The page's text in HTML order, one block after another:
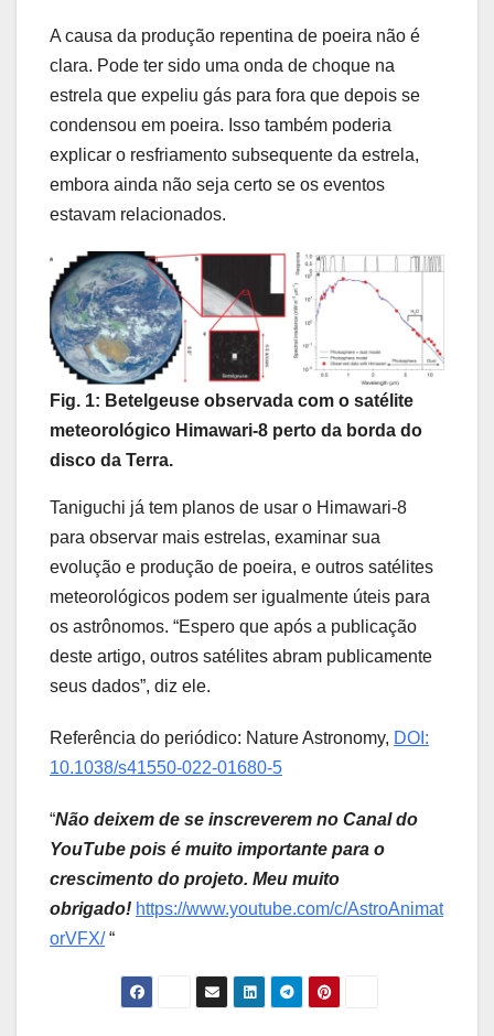
A causa da produção repentina de poeira não é
clara. Pode ter sido uma onda de choque na
estrela que expeliu gás para fora que depois se
condensou em poeira. Isso também poderia
explicar o resfriamento subsequente da estrela,
embora ainda não seja certo se os eventos
estavam relacionados.
Fig. 1: Betelgeuse observada com o satélite
meteorológico Himawari-8 perto da borda do
disco da Terra.
Taniguchi já tem planos de usar o Himawari-8
para observar mais estrelas, examinar sua
evolução e produção de poeira, e outros satélites
meteorológicos podem ser igualmente úteis para
os astrônomos. “Espero que após a publicação
deste artigo, outros satélites abram publicamente
seus dados”, diz ele.
Referência do periódico: Nature Astronomy, DOI:
10.1038/s41550-022-01680-5
“Não deixem de se inscreverem no Canal do
YouTube pois é muito importante para o
crescimento do projeto. Meu muito
obrigado! https://www.youtube.com/c/AstroAnimat
orVFX/“